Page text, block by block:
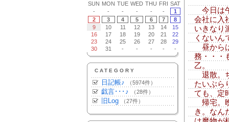
SUN MON TUE WED THU FRI SAT
-
- - - - -
1
2
3 4 5 6 7
8
9
10 11 12 13 14
15
16
17 18 19 20 21
22
23
24 25 26 27 28
29
30
31 - - - - -
CATEGORY
日記帳♪ （5974件）
戯言･･･♪ （28件）
旧Log （27件）
今日は
会社に入
いきなり
くないん
昼から
務・・・
乙。
退散。
たいぶら
ても、定
帰宅。
き。なん